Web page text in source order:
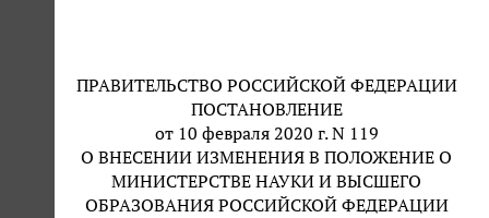
ПРАВИТЕЛЬСТВО РОССИЙСКОЙ ФЕДЕРАЦИИ
ПОСТАНОВЛЕНИЕ
от 10 февраля 2020 г. N 119
О ВНЕСЕНИИ ИЗМЕНЕНИЯ В ПОЛОЖЕНИЕ О
МИНИСТЕРСТВЕ НАУКИ И ВЫСШЕГО
ОБРАЗОВАНИЯ РОССИЙСКОЙ ФЕДЕРАЦИИ